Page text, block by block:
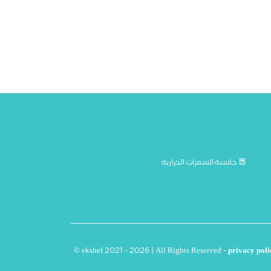
حاسبة السعرات الحرارية
© ekshef 2021 - 2026 | All Rights Reserved -privacy